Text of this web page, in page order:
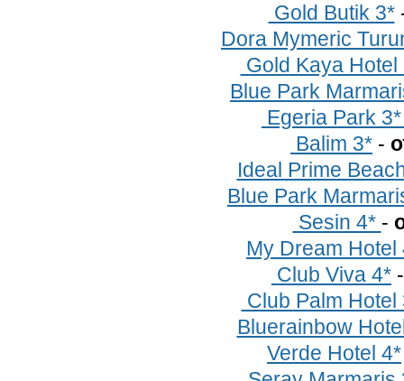
Gold Butik 3*
Dora Mymeric
Gold Kaya
Blue Park
Egeria Park
Balim 3* -
Ideal Prime
Blue Park
Sesin 4* -
My Dream
Club Viva 4*
Club Palm
Bluerainbow
Verde Hotel 4*